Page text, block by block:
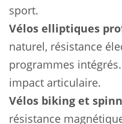
sport.
Vélos elliptiques
naturel, résistance
programmes
impact articulaire.
Vélos biking et
résistance